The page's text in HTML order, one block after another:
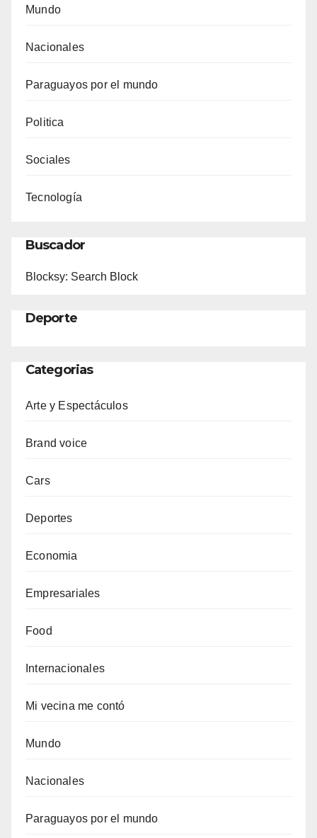
Mundo
Nacionales
Paraguayos por el mundo
Politica
Sociales
Tecnología
Buscador
Blocksy: Search Block
Deporte
Categorias
Arte y Espectáculos
Brand voice
Cars
Deportes
Economia
Empresariales
Food
Internacionales
Mi vecina me contó
Mundo
Nacionales
Paraguayos por el mundo